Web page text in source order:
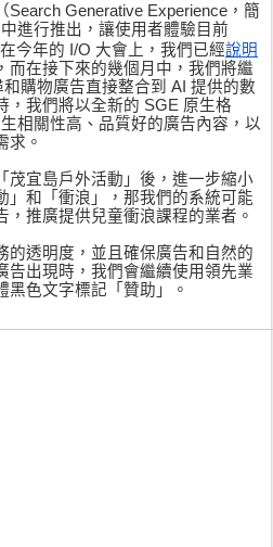
Search Generative Experience，簡
進行推出，讓使用者體驗目前
今年的 I/O 大會上，我們已經說明
而在接下來的幾個月中，我們將繼
購物廣告直接整合到 AI 提供的數
，我們將以全新的 SGE 原生格
相關性高、品質好的廣告內容，以
求。
茂宜島戶外活動」後，進一步縮小
」和「衝浪」，那我們的系統可能
推廣提供兒童衝浪課程的業者。
的透明度，並且確保廣告和自然的
告出現時，我們會繼續使用領先業
黑色文字標記「贊助」。